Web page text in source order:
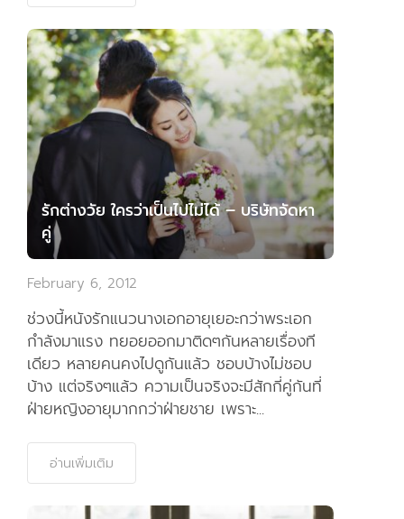
รักต่างวัย ใครว่าเป็นไปไม่ได้ – บริษัทจัดหา
คู่
February 6, 2012
ช่วงนี้หนังรักแนวนางเอกอายุเยอะกว่าพระเอก
กำลังมาแรง ทยอยออกมาติดๆกันหลายเรื่องที
เดียว หลายคนคงไปดูกันแล้ว ชอบบ้างไม่ชอบ
บ้าง แต่จริงๆแล้ว ความเป็นจริงจะมีสักกี่คู่กันที่
ฝ่ายหญิงอายุมากกว่าฝ่ายชาย เพราะ...
อ่านเพิ่มเติม